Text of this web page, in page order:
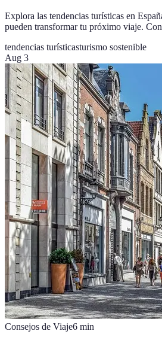
Explora las tendencias turísticas en
pueden transformar tu próximo viaje.
tendencias turísticasturismo sostenible
Aug 3
Consejos de Viaje6 min